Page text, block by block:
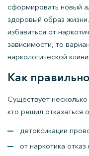
сформировать новый
здоровый образ
избавиться от
зависимости, то
наркологической
Как
Существует
кто решил отказаться
детоксикации
от наркотика